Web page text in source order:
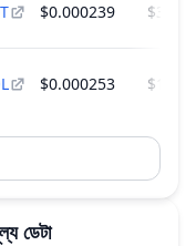
$0.000239
$0.000253
ডেটা